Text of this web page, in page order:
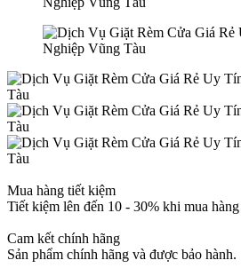
Mua hàng tiết kiệm
Tiết kiệm lên đến 10 - 30% khi mua hàng
Cam kết chính hãng
Sản phẩm chính hãng và được bảo hành.